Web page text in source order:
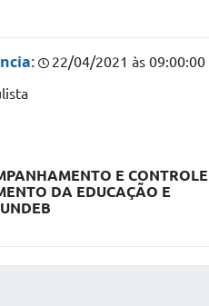
22/04/2021 às 09:00:00
E CONTROLE
DA EDUCAÇÃO E